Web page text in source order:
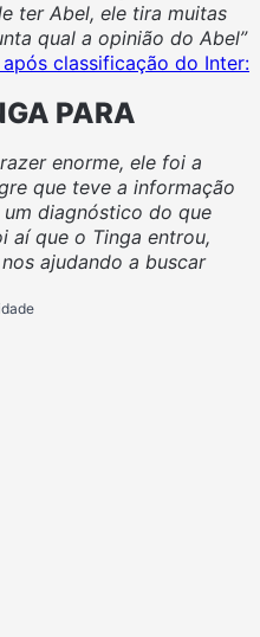
ter Abel, ele tira muitas
qual a opinião do Abel”
classificação do Inter:
PARA
enorme, ele foi a
que teve a informação
diagnóstico do que
aí que o Tinga entrou,
ajudando a buscar